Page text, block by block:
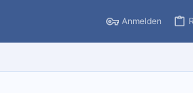
Anmelden